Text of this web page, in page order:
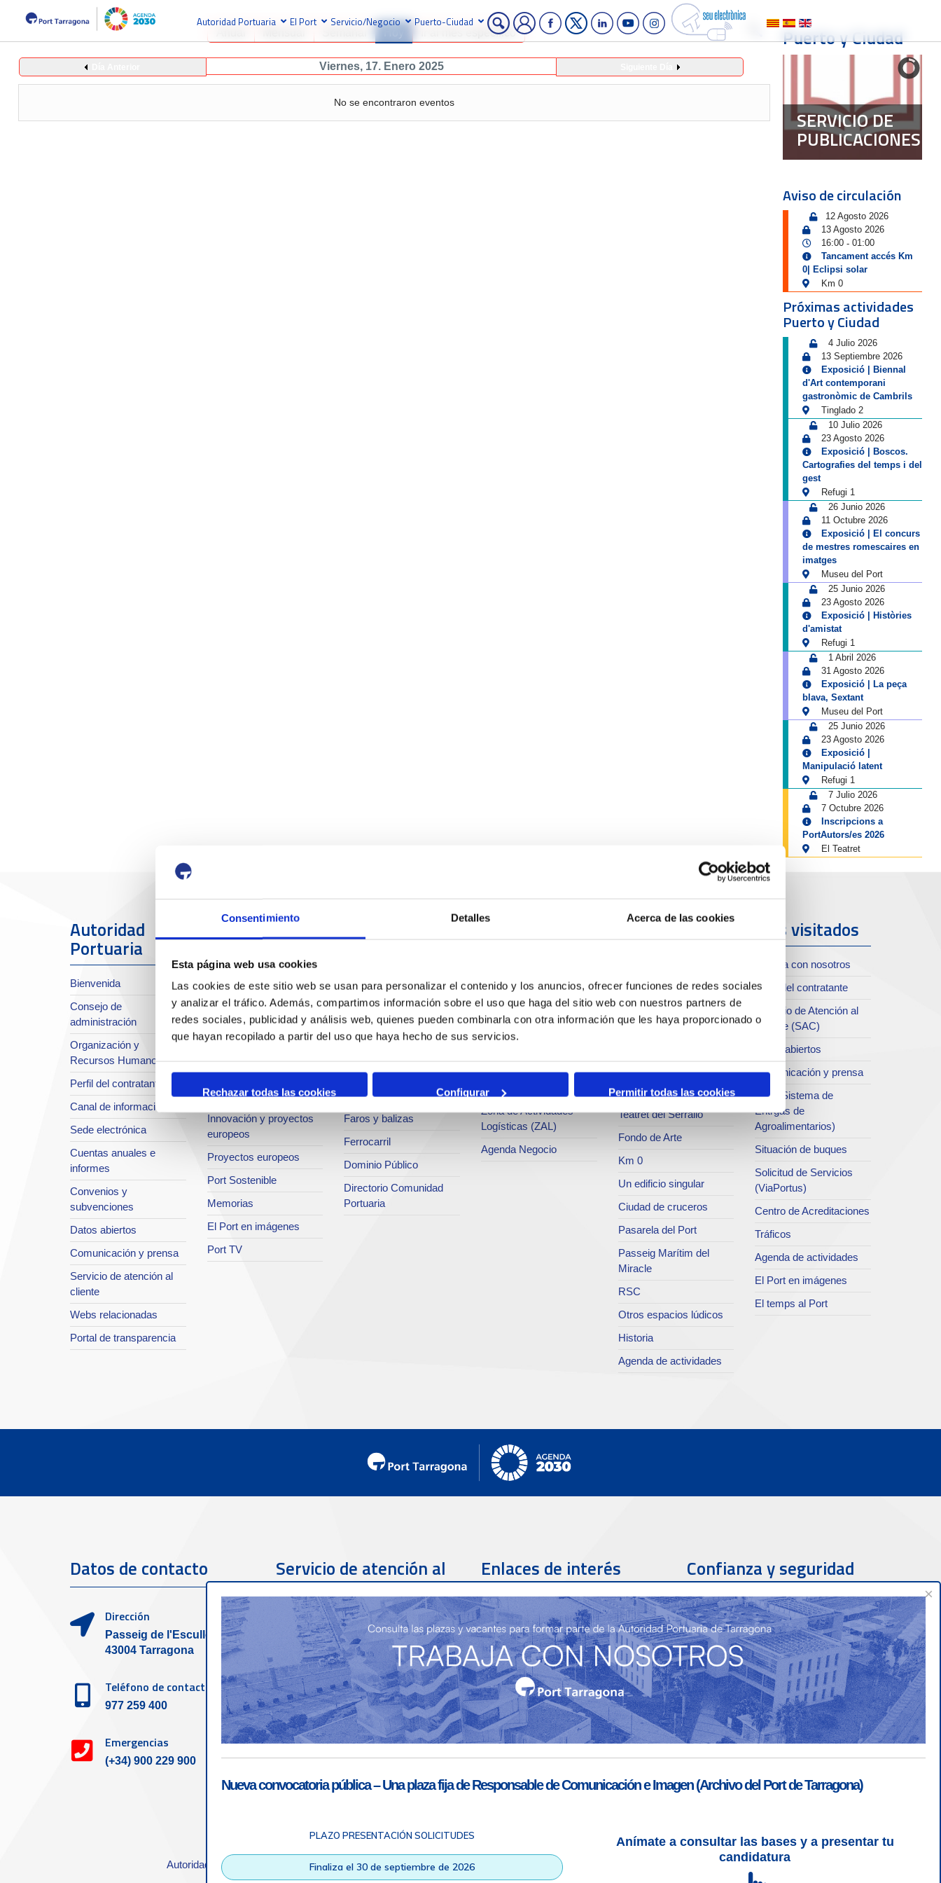
Consentimiento Detalles Acerca de las cookies
Esta página web usa cookies
Las cookies de este sitio web se usan para personalizar el contenido y los anuncios, ofrecer funciones de redes sociales
y analizar el tráfico. Además, compartimos información sobre el uso que haga del sitio web con nuestros partners de
redes sociales, publicidad y análisis web, quienes pueden combinarla con otra información que les haya proporcionado o
que hayan recopilado a partir del uso que haya hecho de sus servicios.
Rechazar todas las cookies Configurar Permitir todas las cookies
Autoridad Portuaria El Port Servicio/Negocio Puerto-Ciudad
Ir al mes específico
Viernes, 17. Enero 2025
No se encontraron eventos
Puerto y Ciudad
SERVICIO DE
PUBLICACIONES
Aviso de circulación
12 Agosto 2026
13 Agosto 2026
16:00- 01:00
Tancament accés Km
0| Eclipsi solar
Km 0
Próximas actividades
Puerto y Ciudad
4 Julio 2026
13 Septiembre 2026
Exposició | Biennal
d'Art contemporani
gastronòmic de Cambrils
Tinglado 2
10 Julio 2026
23 Agosto 2026
Exposició | Boscos.
Cartografies del temps i del
gest
Refugi 1
26 Junio 2026
11 Octubre 2026
Exposició | El concurs
de mestres romescaires en
imatges
Museu del Port
25 Junio 2026
23 Agosto 2026
Exposició | Històries
d'amistat
Refugi 1
1 Abril 2026
31 Agosto 2026
Exposició | La peça
blava, Sextant
Museu del Port
25 Junio 2026
23 Agosto 2026
Exposició |
Manipulació latent
Refugi 1
7 Julio 2026
7 Octubre 2026
Inscripcions a
PortAutors/es 2026
El Teatret
Autoridad
Portuaria
Bienvenida
Consejo de
administración
Organización y
Recursos Humanos
Perfil del contratante
Canal de información
Sede electrónica
Cuentas anuales e
informes
Convenios y
subvenciones
Datos abiertos
Comunicación y prensa
Servicio de atención al
cliente
Webs relacionadas
Portal de transparencia
El Puerto
Sobre el Port
Situación y accesos
Planificación estratégica
Infraestructuras en
Seguridad Integral
Sistema de Calidad
Innovación y proyectos
europeos
Proyectos europeos
Port Sostenible
Memorias
El Port en imágenes
Port TV
Servicios
Bunkering
Servicios comerciales
Tarifas y tasas
Centro de Acreditaciones
Faros y balizas
Ferrocarril
Dominio Público
Directorio Comunidad
Portuaria
Negocio
Estadísticas
SEA - (Sistema de
entregas de
agroalimentarios)
Terminales
Intermodalidad
Zona de Actividades
Logísticas (ZAL)
Agenda Negocio
Puerto y
ciudad
Moll de Costa
Archivo del Port
Servicio de
Museo del Port
Teatret del Serrallo
Fondo de Arte
Km 0
Un edificio singular
Ciudad de cruceros
Pasarela del Port
Passeig Marítim del
Miracle
RSC
Otros espacios lúdicos
Historia
Agenda de actividades
Más visitados
Trabaja con nosotros
Perfil del contratante
Servicio de Atención al
Clliente (SAC)
Datos abiertos
Comunicación y prensa
SEA (Sistema de
Entrgas de
Agroalimentarios)
Situación de buques
Solicitud de Servicios
(ViaPortus)
Centro de Acreditaciones
Tráficos
Agenda de actividades
El Port en imágenes
El temps al Port
Datos de contacto
Dirección
Passeig de l'Escullera s/n,
43004 Tarragona
Teléfono de contacto
977 259 400
Emergencias
(+34) 900 229 900
Servicio de atención al
cliente
Teléfono de contacto
977 259 462
Email de contacto
sac@porttarragona.cat
Información SAC
Enlaces de interés
Partners
Confianza y seguridad
Accesibilidad| Nota legal| Info RGPD| Información de grabación telefónica |SGSI|Login
Autoridad Portuaria de Tarragona © Todos los derechos reservados | Diseño Web Responsive | HTML 5 | CSS 3 | WCAG 2 y WW3C
×
Nueva convocatoria pública – Una plaza fija de Responsable de Comunicación e Imagen (Archivo del Port de Tarragona)
PLAZO PRESENTACIÓN SOLICITUDES
Finaliza el 30 de septiembre de 2026
Anímate a consultar las bases y a presentar tu
candidatura